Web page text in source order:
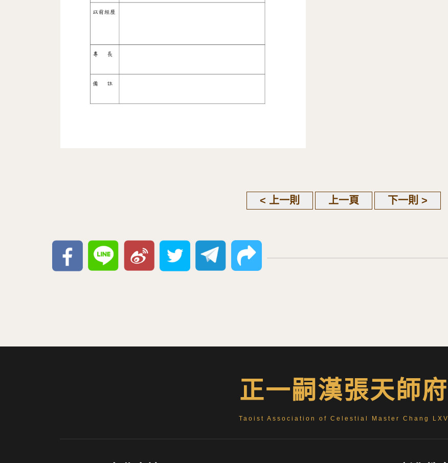
< 上一則 上一頁 下一則 >
正一嗣漢張天師府
Taoist Association of Celestial Master Chang LXV